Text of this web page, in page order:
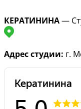
КЕРАТИНИНА—
Адрес студии: г.